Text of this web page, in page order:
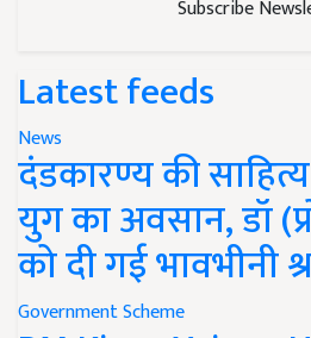
Subscribe
Latest feeds
News
दंडकारण्य की
युग का अवसान, डॉ
को दी गई भावभीनी
Government Scheme